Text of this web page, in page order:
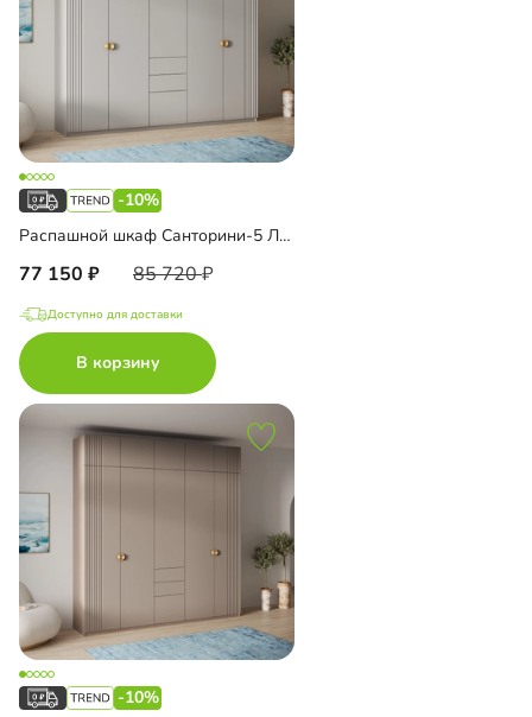
-10%
Распашной шкаф Санторини-5 Лайф
77 150 85 720
Доступно для доставки
В корзину
-10%